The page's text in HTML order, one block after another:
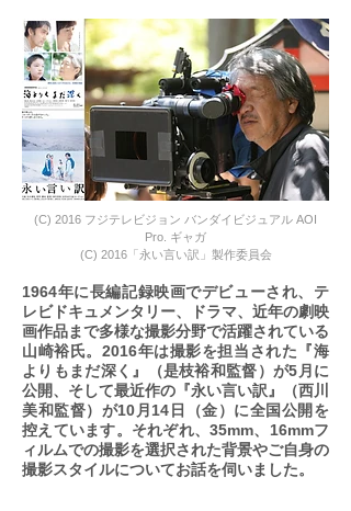
(C) 2016 フジテレビジョン バンダイビジュアル AOI
Pro. ギャガ
(C) 2016「永い言い訳」製作委員会
1964年に長編記録映画でデビューされ、テ
レビドキュメンタリー、ドラマ、近年の劇映
画作品まで多様な撮影分野で活躍されている
山崎裕氏。2016年は撮影を担当された『海
よりもまだ深く』（是枝裕和監督）が5月に
公開、そして最近作の『永い言い訳』（西川
美和監督）が10月14日（金）に全国公開を
控えています。それぞれ、35mm、16mmフ
ィルムでの撮影を選択された背景やご自身の
撮影スタイルについてお話を伺いました。